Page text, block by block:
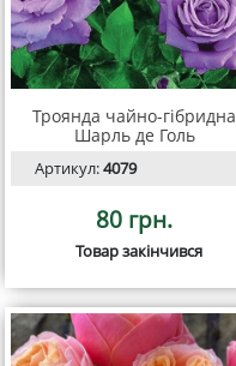
Троянда чайно-гібридна
Шарль де Голь
Артикул:4079
80 грн.
Товар закінчився